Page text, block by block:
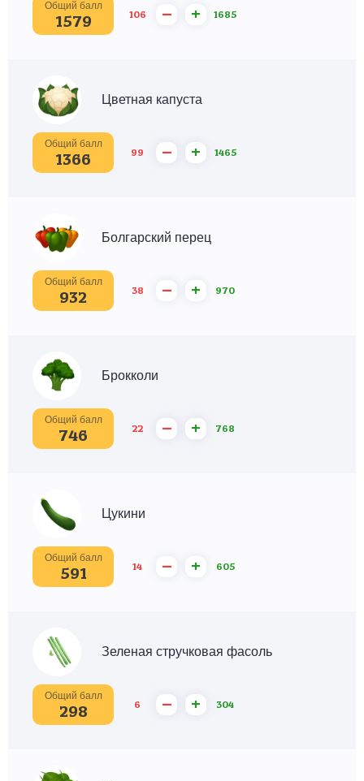
Общий балл
1579 106 – + 1685
Цветная капуста
Общий балл
1366 99 – + 1465
Болгарский перец
Общий балл
932 38 – + 970
Брокколи
Общий балл
746 22 – + 768
Цукини
Общий балл
591 14 – + 605
Зеленая стручковая фасоль
Общий балл
298 6 – + 304